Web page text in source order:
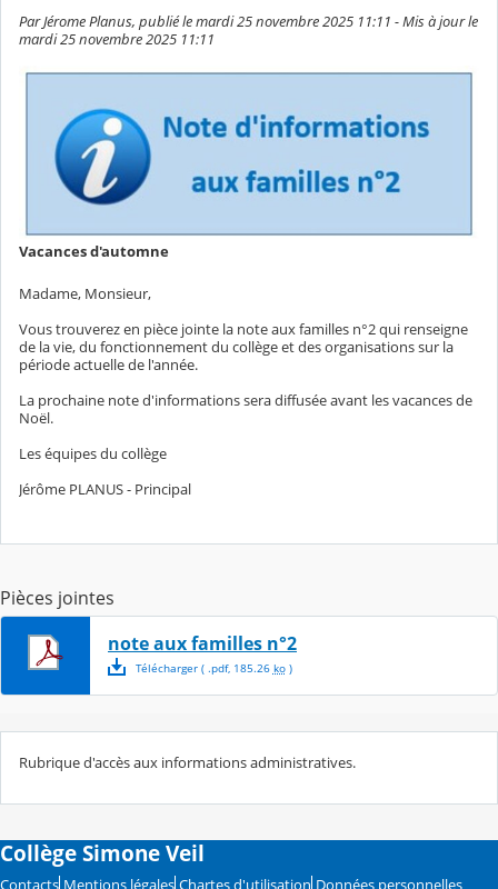
Par Jérome Planus, publié le mardi 25 novembre 2025 11:11 - Mis à jour le
mardi 25 novembre 2025 11:11
Vacances d'automne
Madame, Monsieur,
Vous trouverez en pièce jointe la note aux familles n°2 qui renseigne
de la vie, du fonctionnement du collège et des organisations sur la
période actuelle de l'année.
La prochaine note d'informations sera diffusée avant les vacances de
Noël.
Les équipes du collège
Jérôme PLANUS - Principal
Pièces jointes
note aux familles n°2
Télécharger( .pdf, 185.26 ko)
Rubrique d'accès aux informations administratives.
Collège Simone Veil
Contacts Mentions légales Chartes d'utilisation Données personnelles